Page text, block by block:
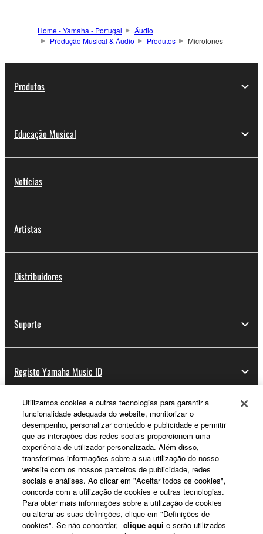
Home - Yamaha - Portugal
Áudio
Produção Musical & Áudio
Produtos Microfones
Produtos
Educação Musical
Notícias
Artistas
Distribuidores
Suporte
Registo Yamaha Music ID
Sobre a Yamaha
Portugal - Portuguese
Negócio
Utilizamos cookies e outras tecnologias para garantir a
funcionalidade adequada do website, monitorizar o
desempenho, personalizar conteúdo e publicidade e permitir
que as interações das redes sociais proporcionem uma
experiência de utilizador personalizada. Além disso,
transferimos informações sobre a sua utilização do nosso
website com os nossos parceiros de publicidade, redes
sociais e análises. Ao clicar em "Aceitar todos os cookies",
concorda com a utilização de cookies e outras tecnologias.
Para obter mais informações sobre a utilização de cookies
ou alterar as suas definições, clique em "Definições de
cookies". Se não concordar, clique aqui e serão utilizados